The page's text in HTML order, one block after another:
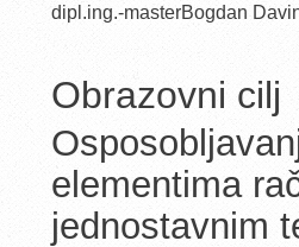
dipl.ing.-masterBogdan
Obrazovni cilj
elementima
jednostavnim